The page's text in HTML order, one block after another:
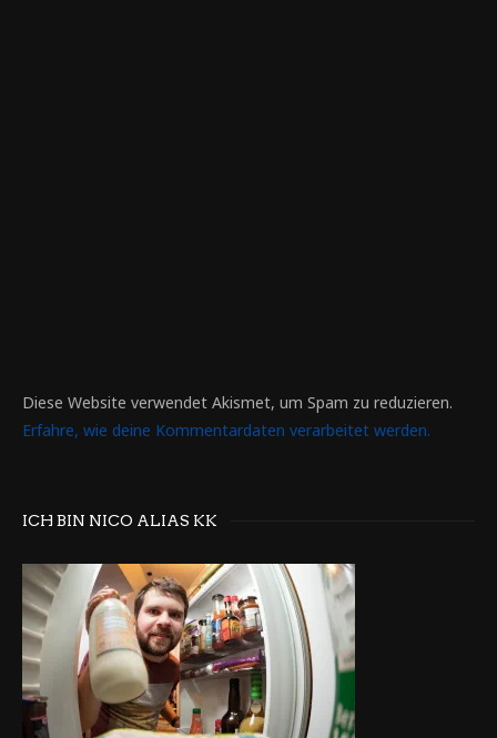
Diese Website verwendet Akismet, um Spam zu reduzieren.
Erfahre, wie deine Kommentardaten verarbeitet werden.
ICH BIN NICO ALIAS KK